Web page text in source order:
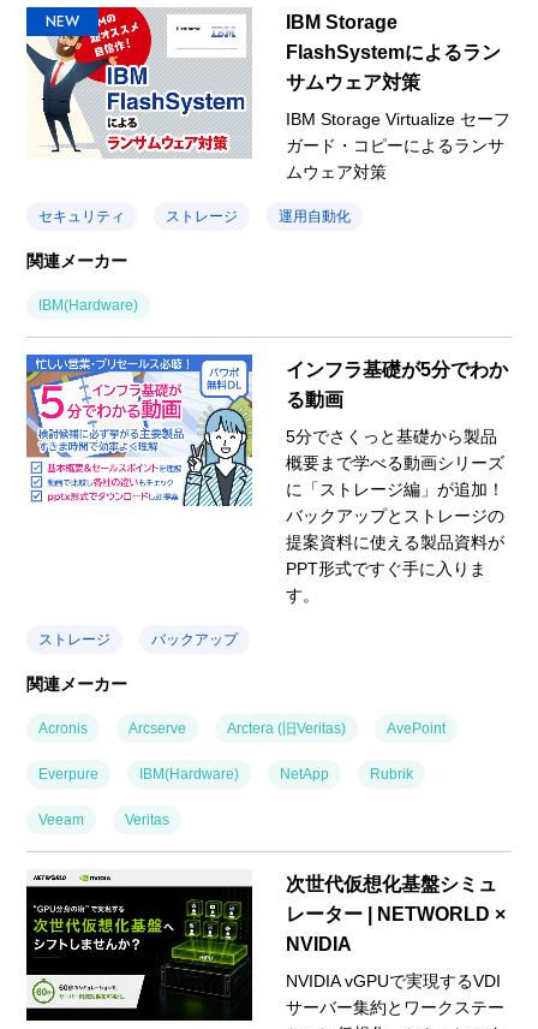
NEW
IBM Storage
FlashSystemによるラン
サムウェア対策
IBM Storage Virtualize セーフ
ガード・コピーによるランサ
ムウェア対策
セキュリティ ストレージ 運用自動化
関連メーカー
IBM(Hardware)
インフラ基礎が5分でわか
る動画
5分でさくっと基礎から製品
概要まで学べる動画シリーズ
に「ストレージ編」が追加！
バックアップとストレージの
提案資料に使える製品資料が
PPT形式ですぐ手に入りま
す。
ストレージ バックアップ
関連メーカー
Acronis Arcserve Arctera (旧Veritas) AvePoint
Everpure IBM(Hardware) NetApp Rubrik
Veeam Veritas
次世代仮想化基盤シミュ
レーター | NETWORLD ×
NVIDIA
NVIDIA vGPUで実現するVDI
サーバー集約とワークステー